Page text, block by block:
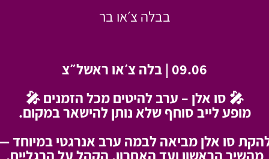
בבלה צ׳או בר
09.06 | בלה צ׳או ראשל״צ
🎤 סו אלן – ערב להיטים מכל הזמנים 🎤
מופע לייב סוחף שלא נותן להישאר במקום.
סו אלן מביאה לבמה ערב אנרגטי במיוחד